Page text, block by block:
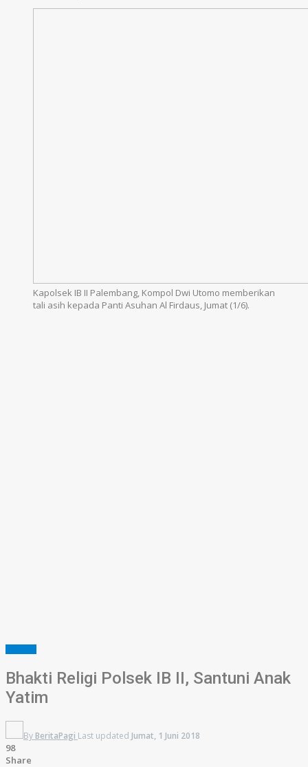
Kapolsek IB II Palembang, Kompol Dwi Utomo memberikan
tali asih kepada Panti Asuhan Al Firdaus, Jumat (1/6).
Bhakti Religi Polsek IB II, Santuni Anak
Yatim
By BeritaPagi Last updated Jumat, 1 Juni 2018
98
Share